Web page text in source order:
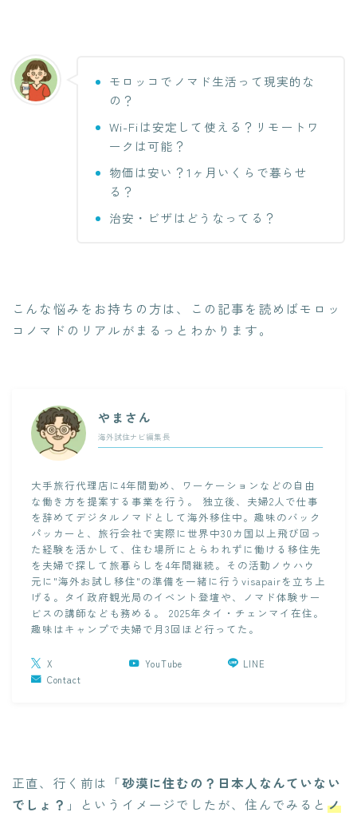
モロッコでノマド生活って現実的な
の？
Wi-Fiは安定して使える？リモートワ
ークは可能？
物価は安い？1ヶ月いくらで暮らせ
る？
治安・ビザはどうなってる？
こんな悩みをお持ちの方は、この記事を読めばモロッ
コノマドのリアルがまるっとわかります。
やまさん
海外試住ナビ編集長
大手旅行代理店に4年間勤め、ワーケーションなどの自由
な働き方を提案する事業を行う。 独立後、夫婦2人で仕事
を辞めてデジタルノマドとして海外移住中。趣味のバック
パッカーと、旅行会社で実際に世界中30カ国以上飛び回っ
た経験を活かして、住む場所にとらわれずに働ける移住先
を夫婦で探して旅暮らしを4年間継続。その活動ノウハウ
元に"海外お試し移住"の準備を一緒に行うvisapairを立ち上
げる。タイ政府観光局のイベント登壇や、ノマド体験サー
ビスの講師なども務める。 2025年タイ・チェンマイ在住。
趣味はキャンプで夫婦で月3回ほど行ってた。
X YouTube
LINE
Contact
正直、行く前は「砂漠に住むの？日本人なんていない
でしょ？ 」というイメージでしたが、住んでみると ノ